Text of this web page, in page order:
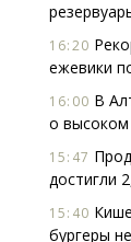
16:20
ежевики
16:00 В
о
15:47
достигли
15:40
бургеры